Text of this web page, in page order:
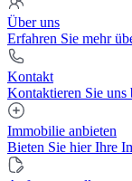
Über uns
Erfahren Sie mehr
Kontakt
Kontaktieren Sie uns
Immobilie anbieten
Bieten Sie hier Ihre